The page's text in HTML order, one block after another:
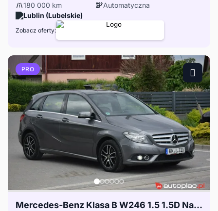
180 000 km
Automatyczna
Lublin (Lubelskie)
Zobacz oferty:
PRO
Mercedes-Benz Klasa B W246 1.5 1.5D Navi PDC Klimatronik Grzane Fotele Sprowadzony